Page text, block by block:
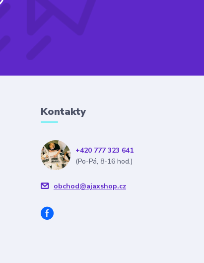
Kontakty
+420 777 323 641
(Po-Pá, 8-16 hod.)
obchod@ajaxshop.cz